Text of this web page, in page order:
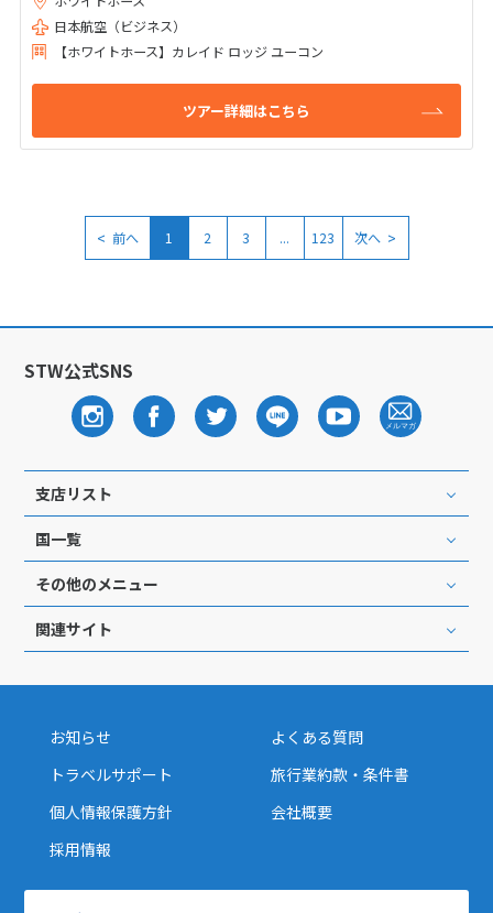
日本航空（ビジネス）
【ホワイトホース】カレイド ロッジ ユーコン
ツアー詳細はこちら
< 前へ 1 2 3 ... 123 次へ >
STW公式SNS
支店リスト
国一覧
その他のメニュー
関連サイト
お知らせ
よくある質問
トラベルサポート
旅行業約款・条件書
個人情報保護方針
会社概要
採用情報